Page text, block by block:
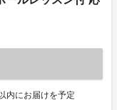
内にお届けを予定